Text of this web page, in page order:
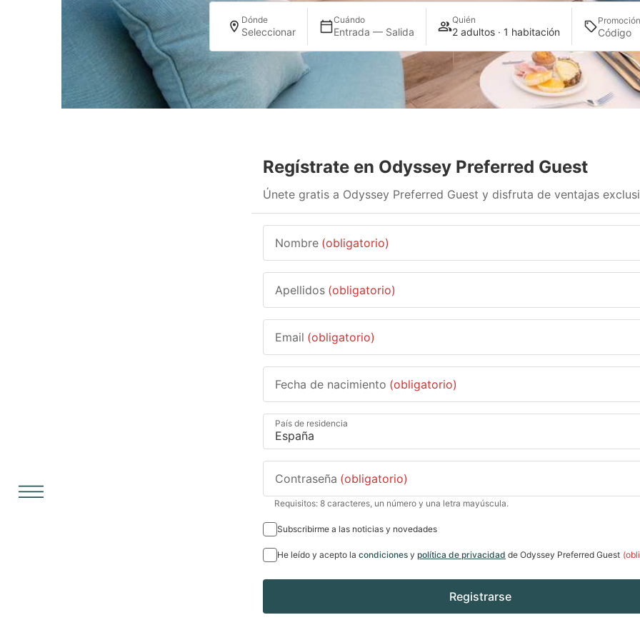
Dónde
Seleccionar
Cuándo
Entrada — Salida
Quién
2 adultos · 1 habitación
Promoción
Regístrate en Odyssey Preferred Guest
Únete gratis a Odyssey Preferred Guest y disfruta de ventajas
Nombre (obligatorio)
Apellidos (obligatorio)
Email (obligatorio)
Fecha de nacimiento (obligatorio)
País de residencia
Contraseña (obligatorio)
Requisitos: 8 caracteres, un número y una letra mayúscula.
Subscribirme a las noticias y novedades
He leído y acepto la condiciones y política de privacidad de Odyssey Preferred Guest
Registrarse